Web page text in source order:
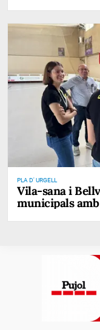
PLA D' URGELL
Vila-sana i
municipals